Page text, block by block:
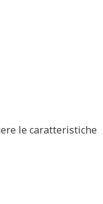
le caratteristiche